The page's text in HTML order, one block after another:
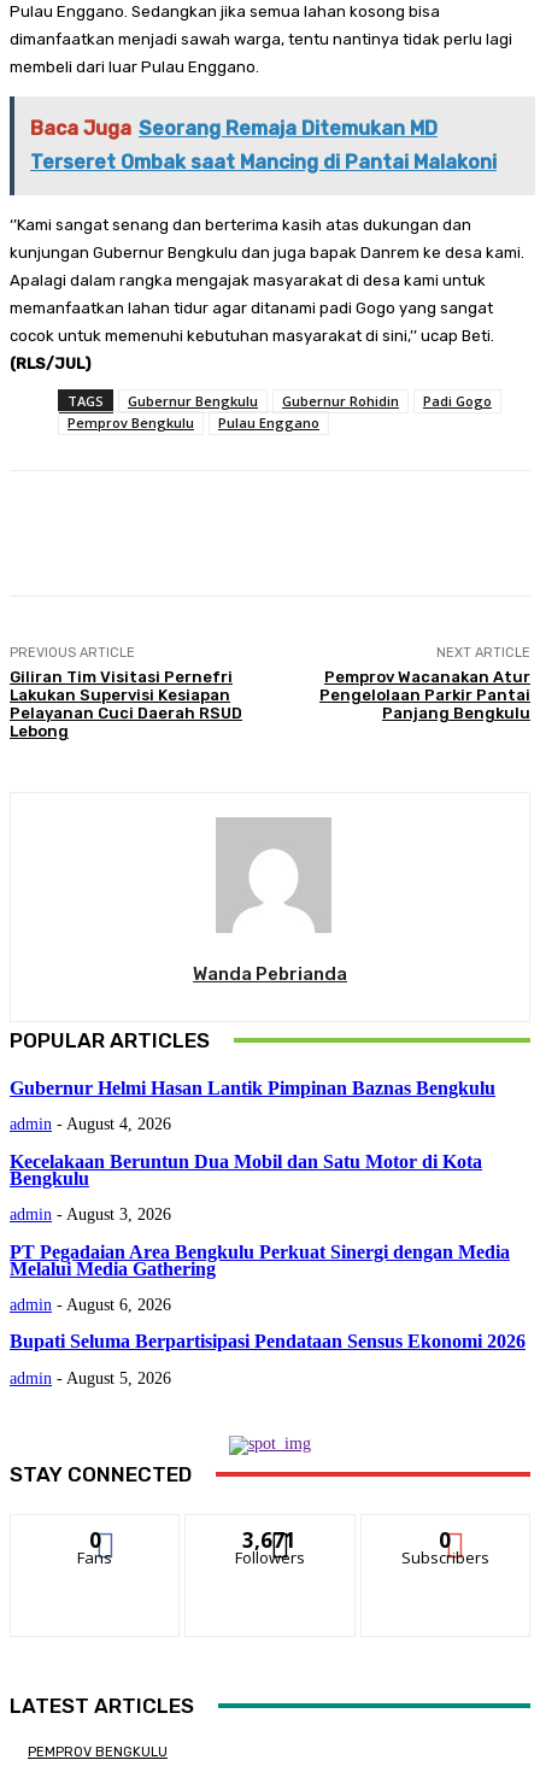
Pulau Enggano. Sedangkan jika semua lahan kosong bisa
dimanfaatkan menjadi sawah warga, tentu nantinya tidak perlu lagi
membeli dari luar Pulau Enggano.
Baca Juga Seorang Remaja Ditemukan MD
Terseret Ombak saat Mancing di Pantai Malakoni
‘’Kami sangat senang dan berterima kasih atas dukungan dan
kunjungan Gubernur Bengkulu dan juga bapak Danrem ke desa kami.
Apalagi dalam rangka mengajak masyarakat di desa kami untuk
memanfaatkan lahan tidur agar ditanami padi Gogo yang sangat
cocok untuk memenuhi kebutuhan masyarakat di sini,’’ ucap Beti.
(RLS/JUL)
TAGS Gubernur Bengkulu Gubernur Rohidin
Padi Gogo
Pemprov Bengkulu
Pulau Enggano
PREVIOUS ARTICLE
Giliran Tim Visitasi Pernefri
Lakukan Supervisi Kesiapan
Pelayanan Cuci Daerah RSUD
Lebong
NEXT ARTICLE
Pemprov Wacanakan Atur
Pengelolaan Parkir Pantai
Panjang Bengkulu
Wanda Pebrianda
POPULAR ARTICLES
Gubernur Helmi Hasan Lantik Pimpinan Baznas Bengkulu
admin - August 4, 2026
Kecelakaan Beruntun Dua Mobil dan Satu Motor di Kota
Bengkulu
admin - August 3, 2026
PT Pegadaian Area Bengkulu Perkuat Sinergi dengan Media
Melalui Media Gathering
admin - August 6, 2026
Bupati Seluma Berpartisipasi Pendataan Sensus Ekonomi 2026
admin - August 5, 2026
STAY CONNECTED
0
Fans
3,671
Followers
0
Subscribers
LATEST ARTICLES
PEMPROV BENGKULU